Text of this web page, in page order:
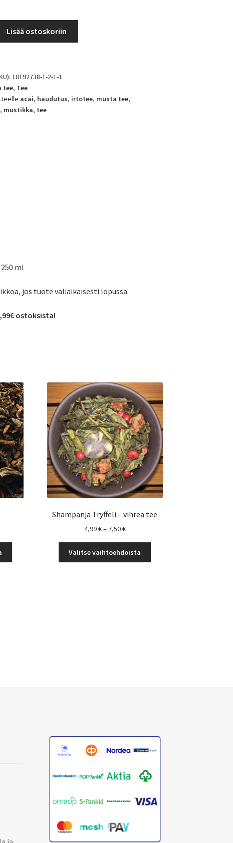
Lisää ostoskoriin
10192738-1-2-1-1
tee, Tee
acai, haudutus, irtotee, musta tee,
, mustikka, tee
ml
jos tuote väliaikaisesti lopussa.
ostoksista!
Shampanja Tryffeli – vihreä tee
4,99€– 7,50€Hintaluokka:
-
7,50 €
Valitse vaihtoehdoista